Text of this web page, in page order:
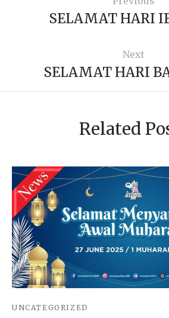
SELAMAT HARI
Next
SELAMAT HARI
Related
UNCATEGORIZED